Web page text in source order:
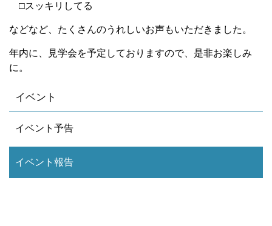
□スッキリしてる
などなど、たくさんのうれしいお声もいただきました。
年内に、見学会を予定しておりますので、是非お楽しみ
に。
イベント
イベント予告
イベント報告